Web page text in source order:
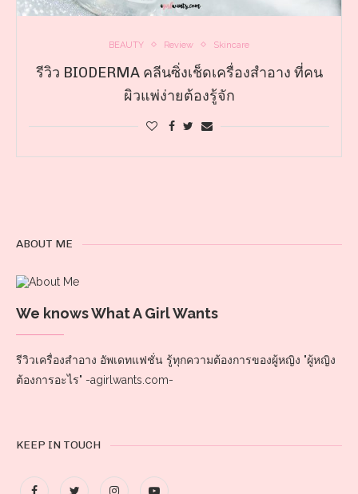
BEAUTY Review Skincare
รีวิว BIODERMA คลีนซิ่งเช็ดเครื่องสำอาง ที่คน
ผิวแพ่ง่ายต้องรู้จัก
ABOUT ME
We knows What A Girl Wants
รีวิวเครื่องสำอาง อัพเดทแฟชั่น รู้ทุกความต้องการของผู้หญิง "ผู้หญิง
ต้องการอะไร" -agirlwants.com-
KEEP IN TOUCH